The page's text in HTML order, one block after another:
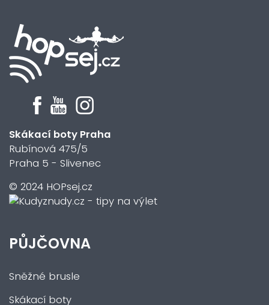
Skákací boty Praha
Rubínová 475/5
Praha 5 - Slivenec
© 2024 HOPsej.cz
PŮJČOVNA
Sněžné brusle
Skákací boty